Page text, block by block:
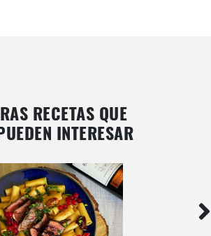
RECETAS QUE
INTERESAR